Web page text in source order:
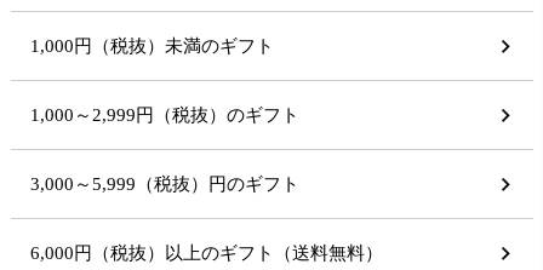
1,000円（税抜）未満のギフト
1,000～2,999円（税抜）のギフト
3,000～5,999（税抜）円のギフト
6,000円（税抜）以上のギフト（送料無料）